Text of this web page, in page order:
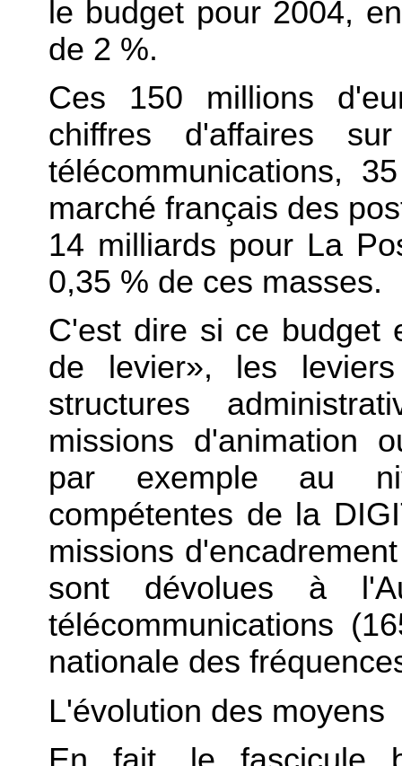
le budget pour 2004,
de 2 %.
Ces 150 millions
chiffres d'affaires
télécommunications,
marché français des
14 milliards pour La
0,35 % de ces masses.
C'est dire si ce budget
de levier», les
structures
missions d'animation
par exemple au
compétentes de la
missions
sont dévolues à
télécommunications
nationale des
L'évolution des moyens